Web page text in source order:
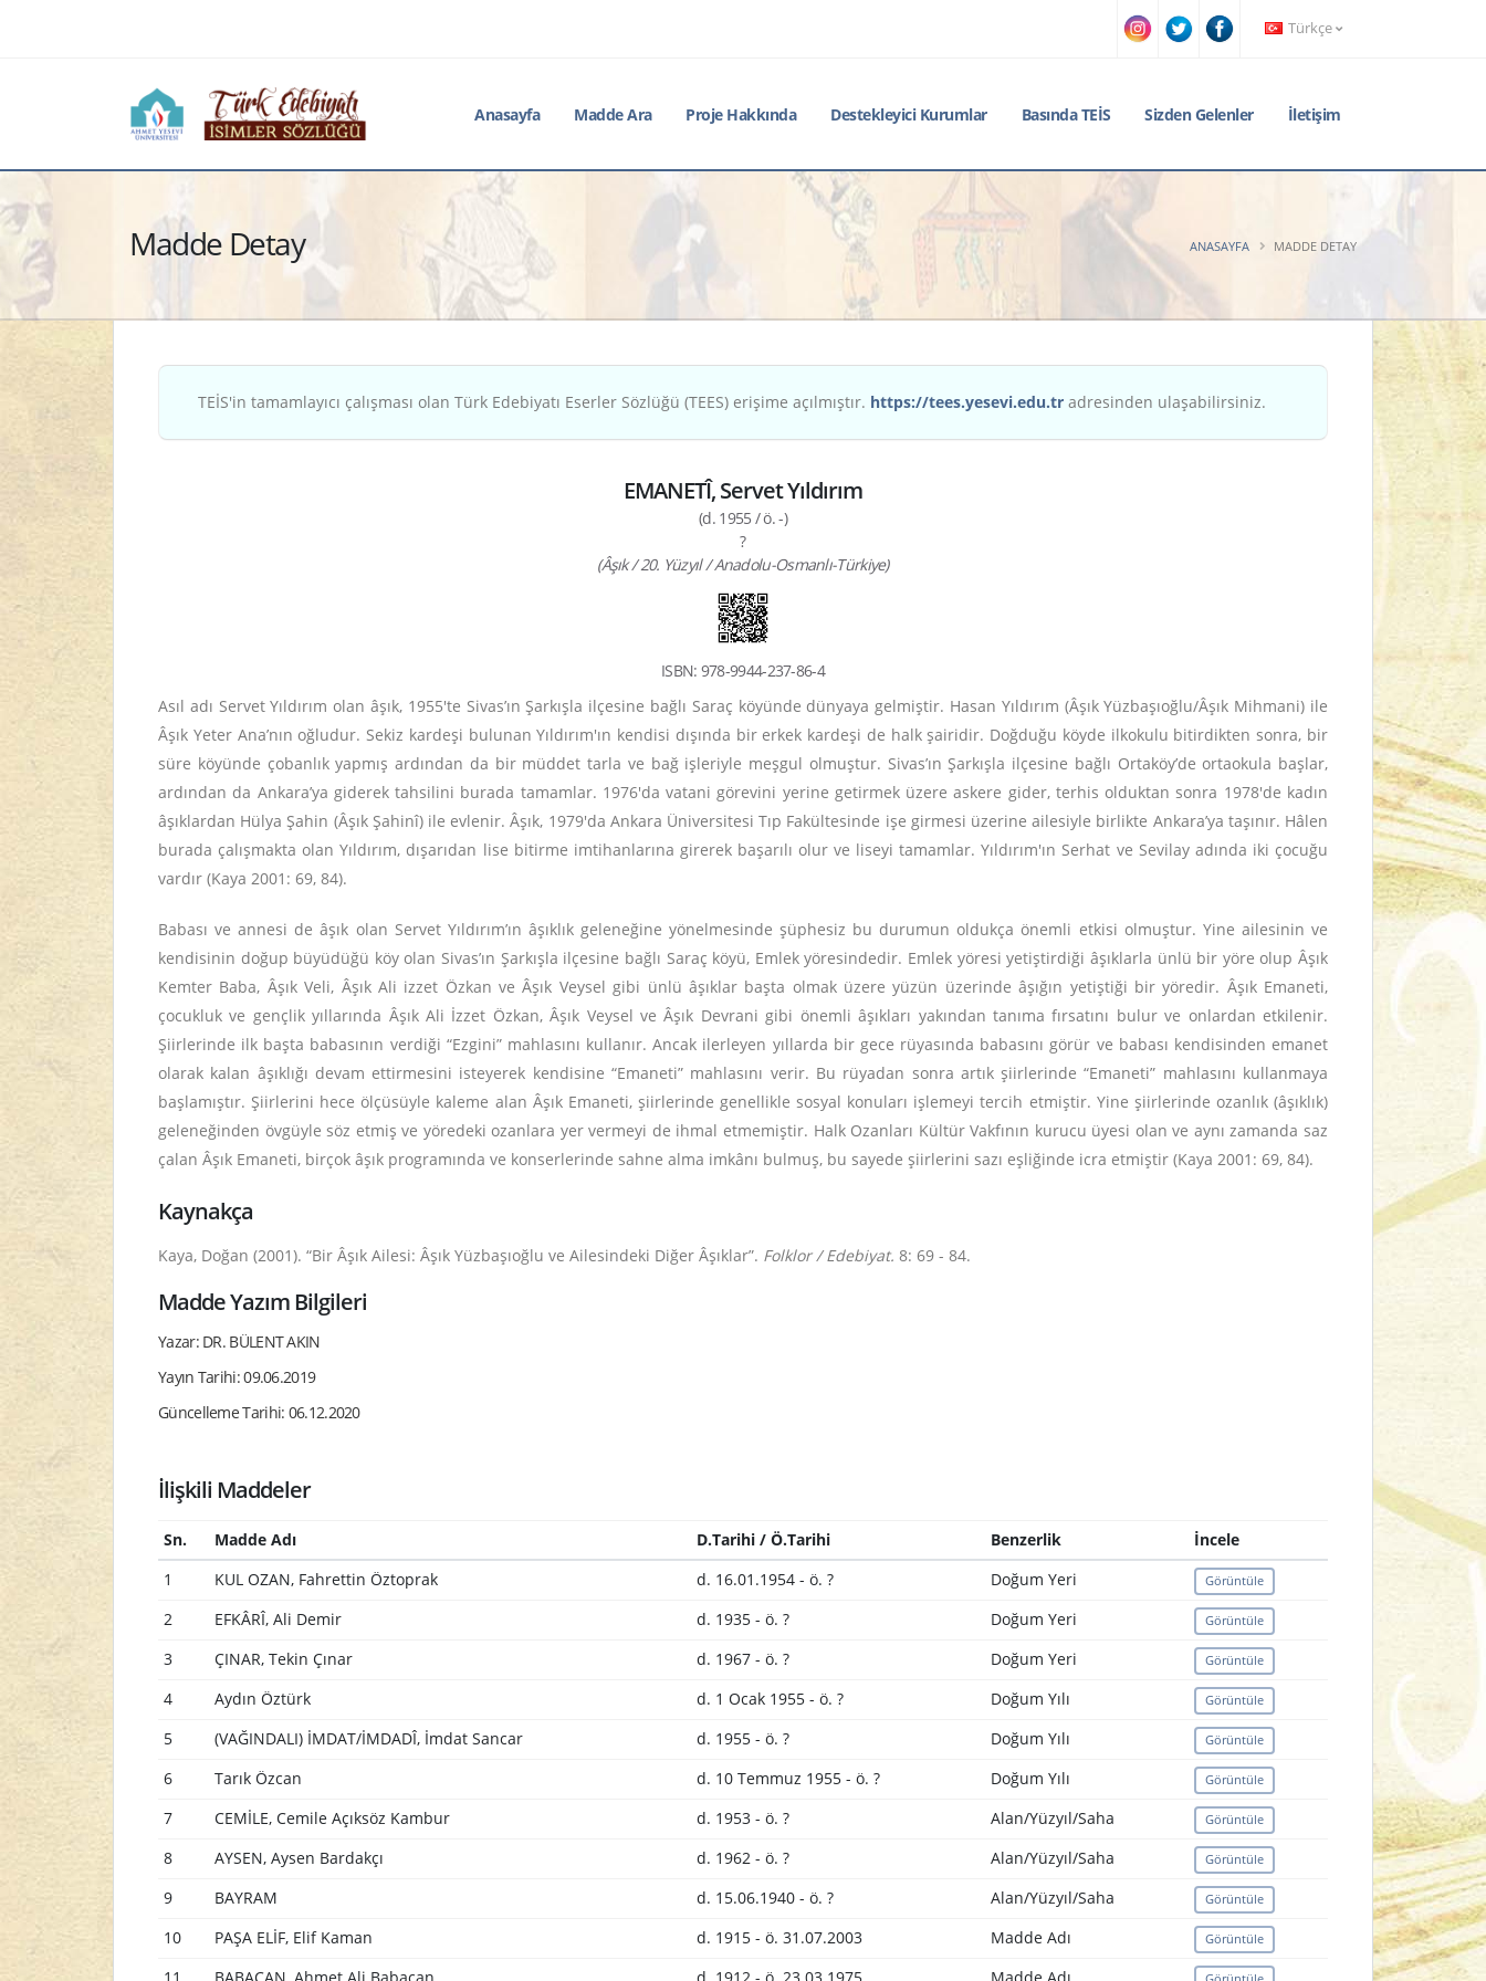
Türkçe
Anasayfa Madde Ara Proje Hakkında Destekleyici Kurumlar Basında TEİS Sizden Gelenler İletişim
Madde Detay ANASAYFA MADDE DETAY
TEİS'in tamamlayıcı çalışması olan Türk Edebiyatı Eserler Sözlüğü (TEES) erişime açılmıştır. https://tees.yesevi.edu.tr adresinden ulaşabilirsiniz.
EMANETÎ, Servet Yıldırım
(d. 1955 / ö. -)
?
(Âşık / 20. Yüzyıl / Anadolu-Osmanlı-Türkiye)
ISBN: 978-9944-237-86-4
Asıl adı Servet Yıldırım olan âşık, 1955'te Sivas’ın Şarkışla ilçesine bağlı Saraç köyünde dünyaya gelmiştir. Hasan Yıldırım (Âşık Yüzbaşıoğlu/Âşık Mihmani) ile
Âşık Yeter Ana’nın oğludur. Sekiz kardeşi bulunan Yıldırım'ın kendisi dışında bir erkek kardeşi de halk şairidir. Doğduğu köyde ilkokulu bitirdikten sonra, bir
süre köyünde çobanlık yapmış ardından da bir müddet tarla ve bağ işleriyle meşgul olmuştur. Sivas’ın Şarkışla ilçesine bağlı Ortaköy’de ortaokula başlar,
ardından da Ankara’ya giderek tahsilini burada tamamlar. 1976'da vatani görevini yerine getirmek üzere askere gider, terhis olduktan sonra 1978'de kadın
âşıklardan Hülya Şahin (Âşık Şahinî) ile evlenir. Âşık, 1979'da Ankara Üniversitesi Tıp Fakültesinde işe girmesi üzerine ailesiyle birlikte Ankara’ya taşınır. Hâlen
burada çalışmakta olan Yıldırım, dışarıdan lise bitirme imtihanlarına girerek başarılı olur ve liseyi tamamlar. Yıldırım'ın Serhat ve Sevilay adında iki çocuğu
vardır (Kaya 2001: 69, 84).
Babası ve annesi de âşık olan Servet Yıldırım’ın âşıklık geleneğine yönelmesinde şüphesiz bu durumun oldukça önemli etkisi olmuştur. Yine ailesinin ve
kendisinin doğup büyüdüğü köy olan Sivas’ın Şarkışla ilçesine bağlı Saraç köyü, Emlek yöresindedir. Emlek yöresi yetiştirdiği âşıklarla ünlü bir yöre olup Âşık
Kemter Baba, Âşık Veli, Âşık Ali izzet Özkan ve Âşık Veysel gibi ünlü âşıklar başta olmak üzere yüzün üzerinde âşığın yetiştiği bir yöredir. Âşık Emaneti,
çocukluk ve gençlik yıllarında Âşık Ali İzzet Özkan, Âşık Veysel ve Âşık Devrani gibi önemli âşıkları yakından tanıma fırsatını bulur ve onlardan etkilenir.
Şiirlerinde ilk başta babasının verdiği “Ezgini” mahlasını kullanır. Ancak ilerleyen yıllarda bir gece rüyasında babasını görür ve babası kendisinden emanet
olarak kalan âşıklığı devam ettirmesini isteyerek kendisine “Emaneti” mahlasını verir. Bu rüyadan sonra artık şiirlerinde “Emaneti” mahlasını kullanmaya
başlamıştır. Şiirlerini hece ölçüsüyle kaleme alan Âşık Emaneti, şiirlerinde genellikle sosyal konuları işlemeyi tercih etmiştir. Yine şiirlerinde ozanlık (âşıklık)
geleneğinden övgüyle söz etmiş ve yöredeki ozanlara yer vermeyi de ihmal etmemiştir. Halk Ozanları Kültür Vakfının kurucu üyesi olan ve aynı zamanda saz
çalan Âşık Emaneti, birçok âşık programında ve konserlerinde sahne alma imkânı bulmuş, bu sayede şiirlerini sazı eşliğinde icra etmiştir (Kaya 2001: 69, 84).
Kaynakça
Kaya, Doğan (2001). “Bir Âşık Ailesi: Âşık Yüzbaşıoğlu ve Ailesindeki Diğer Âşıklar”. Folklor / Edebiyat. 8: 69 - 84.
Madde Yazım Bilgileri
Yazar: DR. BÜLENT AKIN
Yayın Tarihi: 09.06.2019
Güncelleme Tarihi: 06.12.2020
İlişkili Maddeler
Sn. Madde Adı D.Tarihi / Ö.Tarihi Benzerlik
İncele
1
KUL OZAN, Fahrettin Öztoprak d. 16.01.1954 - ö. ? Doğum Yeri Görüntüle
2 EFKÂRÎ, Ali Demir d. 1935 - ö. ? Doğum Yeri Görüntüle
3 ÇINAR, Tekin Çınar d. 1967 - ö. ? Doğum Yeri Görüntüle
4 Aydın Öztürk d. 1 Ocak 1955 - ö. ? Doğum Yılı Görüntüle
5 (VAĞINDALI) İMDAT/İMDADÎ, İmdat Sancar d. 1955 - ö. ? Doğum Yılı Görüntüle
6 Tarık Özcan d. 10 Temmuz 1955 - ö. ? Doğum Yılı Görüntüle
7 CEMİLE, Cemile Açıksöz Kambur d. 1953 - ö. ? Alan/Yüzyıl/Saha Görüntüle
8 AYSEN, Aysen Bardakçı d. 1962 - ö. ? Alan/Yüzyıl/Saha Görüntüle
9 BAYRAM d. 15.06.1940 - ö. ? Alan/Yüzyıl/Saha Görüntüle
10 PAŞA ELİF, Elif Kaman d. 1915 - ö. 31.07.2003 Madde Adı Görüntüle